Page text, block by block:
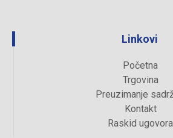
Linkovi
Početna
Trgovina
Preuzimanje
Kontakt
Raskid ugovora